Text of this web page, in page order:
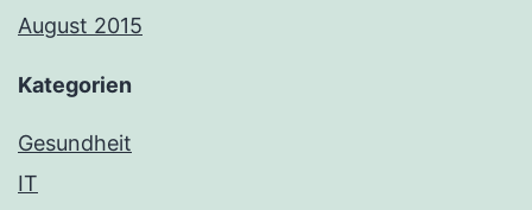
August 2015
Kategorien
Gesundheit
IT